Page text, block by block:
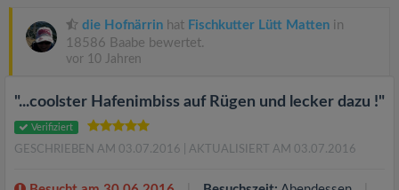
die Hofnärrin hat Fischkutter Lütt Matten in
18586 Baabe bewertet.
vor 10 Jahren
"...coolster Hafenimbiss auf Rügen und lecker dazu !"
Verifiziert
GESCHRIEBEN AM 03.07.2016 | AKTUALISIERT AM 03.07.2016